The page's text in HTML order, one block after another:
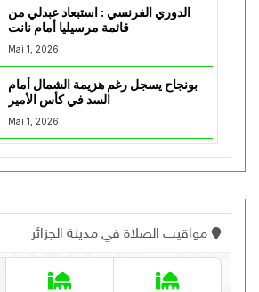
الدوري الفرنسي : استبعاد عبدلي من
قائمة مرسيليا أمام نانت
Mai 1, 2026
بونجاح يسجل رغم هزيمة الشمال أمام
السد في كأس الأمير
Mai 1, 2026